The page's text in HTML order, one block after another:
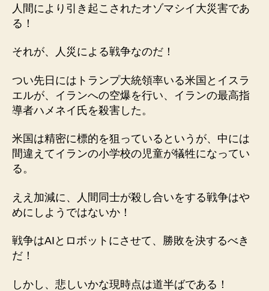
人間により引き起こされたオゾマシイ大災害であ
る！
それが、人災による戦争なのだ！
つい先日にはトランプ大統領率いる米国とイスラ
エルが、イランへの空爆を行い、イランの最高指
導者ハメネイ氏を殺害した。
米国は精密に標的を狙っているというが、中には
間違えてイランの小学校の児童が犠牲になってい
る。
ええ加減に、人間同士が殺し合いをする戦争はや
めにしようではないか！
戦争はAIとロボットにさせて、勝敗を決するべき
だ！
しかし、悲しいかな現時点は道半ばである！